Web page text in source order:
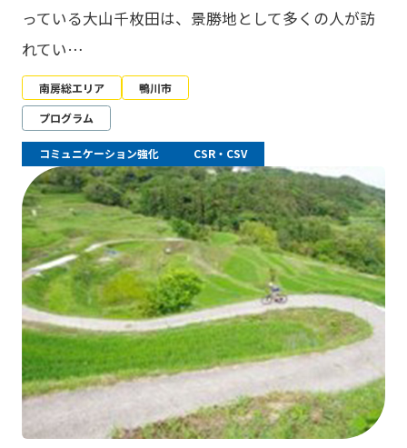
っている大山千枚田は、景勝地として多くの人が訪
れてい…
南房総エリア
鴨川市
プログラム
コミュニケーション強化 CSR・CSV